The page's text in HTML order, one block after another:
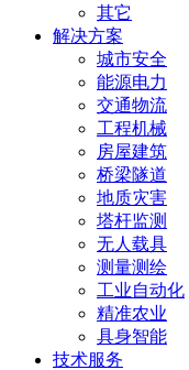
其它
解决方案
城市安全
能源电力
交通物流
工程机械
房屋建筑
桥梁隧道
地质灾害
塔杆监测
无人载具
测量测绘
工业自动化
精准农业
具身智能
技术服务